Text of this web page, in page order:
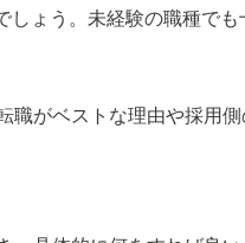
しょう。未経験の職種でも
職がベストな理由や採用